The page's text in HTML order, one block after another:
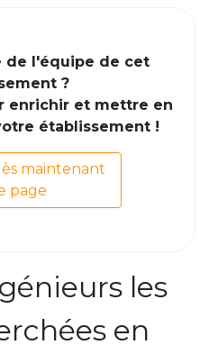
de l'équipe de cet
?
enrichir et mettre en
établissement !
maintenant
page
les
en